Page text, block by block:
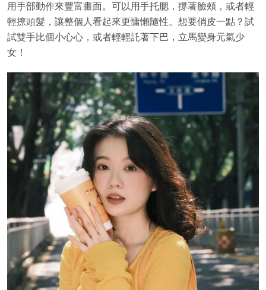
用手部動作來豐富畫面。可以用手托腮，撐著臉頰，或者輕
輕撩頭髮，讓整個人看起來更慵懶隨性。想要俏皮一點？試
試雙手比個小心心，或者輕輕託著下巴，立馬變身元氣少
女！